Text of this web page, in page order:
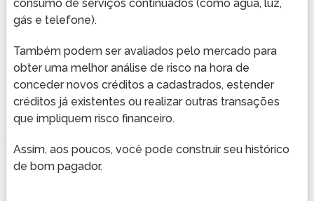
consumo de serviços continuados (como água, luz,
gás e telefone).
Também podem ser avaliados pelo mercado para
obter uma melhor análise de risco na hora de
conceder novos créditos a cadastrados, estender
créditos já existentes ou realizar outras transações
que impliquem risco financeiro.
Assim, aos poucos, você pode construir seu histórico
de bom pagador.